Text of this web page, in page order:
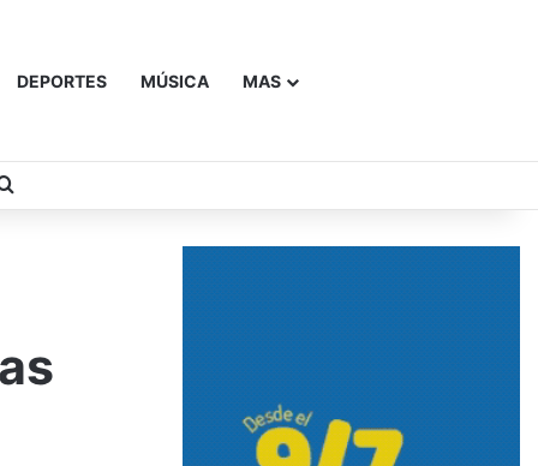
DEPORTES MÚSICA MAS